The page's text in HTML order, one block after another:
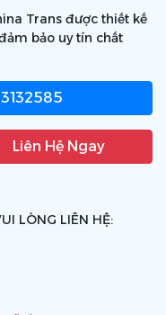
Trans được thiết kế
bảo uy tín chất
Liên Hệ Ngay
LÒNG LIÊN HỆ: